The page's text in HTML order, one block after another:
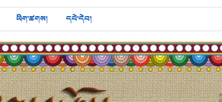
ཡིག་ཚགས། དཔེ་དེབ།